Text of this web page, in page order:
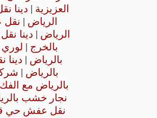
العزيزية | دينا
الرياض | نقل
الرياض | دينا
بالخرج |
بالرياض |
بالرياض |
بالرياض مع
نجار خشب
نقل عفش حي